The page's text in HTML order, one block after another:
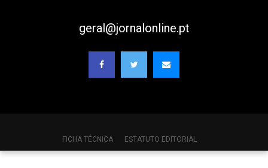
geral@jornalonline.pt
FICHA TÉCNICA ESTATUTO EDITORIAL